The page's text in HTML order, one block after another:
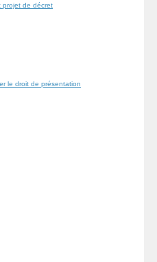
projet de décret
le droit de présentation